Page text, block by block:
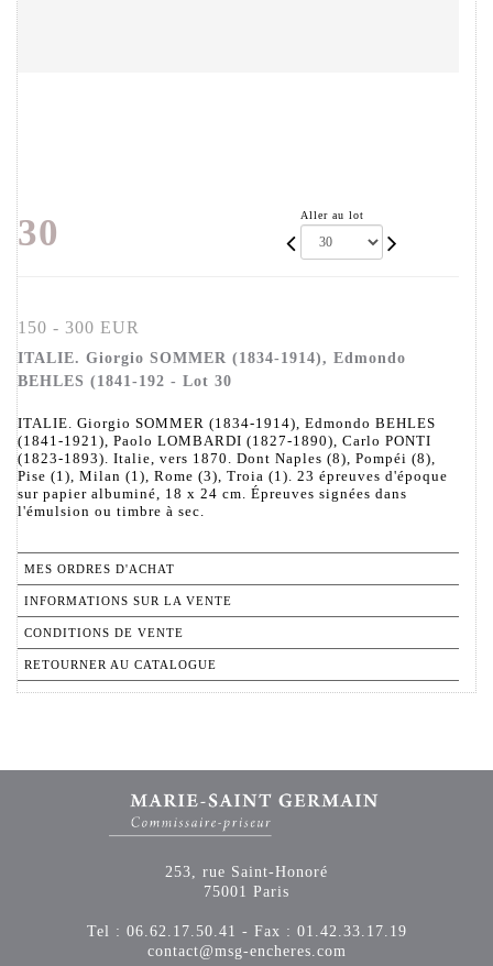
30 Aller au lot
150 - 300 EUR
ITALIE. Giorgio SOMMER (1834-1914), Edmondo
BEHLES (1841-192 - Lot 30
ITALIE. Giorgio SOMMER (1834-1914), Edmondo BEHLES
(1841-1921), Paolo LOMBARDI (1827-1890), Carlo PONTI
(1823-1893). Italie, vers 1870. Dont Naples (8), Pompéi (8),
Pise (1), Milan (1), Rome (3), Troia (1). 23 épreuves d'époque
sur papier albuminé, 18 x 24 cm. Épreuves signées dans
l'émulsion ou timbre à sec.
MES ORDRES D'ACHAT
INFORMATIONS SUR LA VENTE
CONDITIONS DE VENTE
RETOURNER AU CATALOGUE
253, rue Saint-Honoré
75001 Paris
Tel : 06.62.17.50.41 - Fax : 01.42.33.17.19
contact@msg-encheres.com